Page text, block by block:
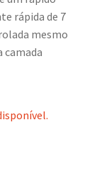
rápida de 7
mesmo